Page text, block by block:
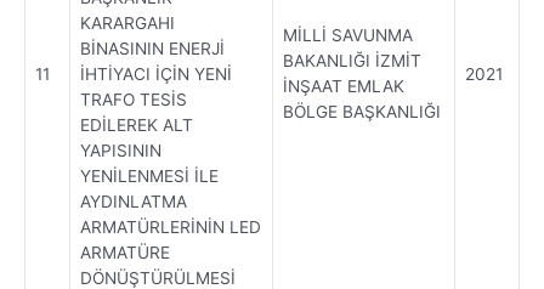
11
KARARGAHI
BİNASININ ENERJİ
İHTİYACI İÇİN YENİ
TRAFO TESİS
EDİLEREK ALT
YAPISININ
YENİLENMESİ İLE
AYDINLATMA
ARMATÜRLERİNİN LED
ARMATÜRE
DÖNÜŞTÜRÜLMESİ
MİLLİ SAVUNMA
BAKANLIĞI İZMİT
İNŞAAT EMLAK
BÖLGE BAŞKANLIĞI
2021